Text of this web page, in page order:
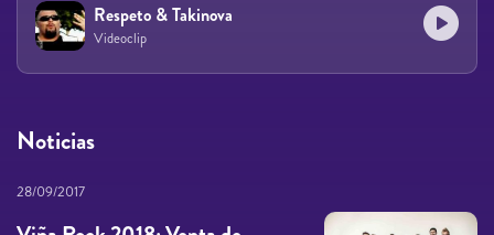
Noticias
28/09/2017
Respeto & Takinova
Videoclip